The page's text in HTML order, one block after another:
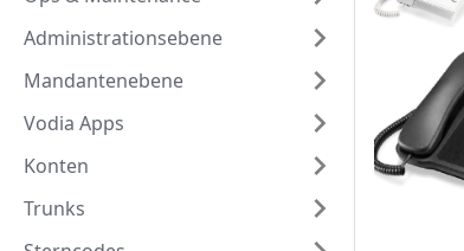
Administrationsebene
Mandantenebene
Vodia Apps
Konten
Trunks